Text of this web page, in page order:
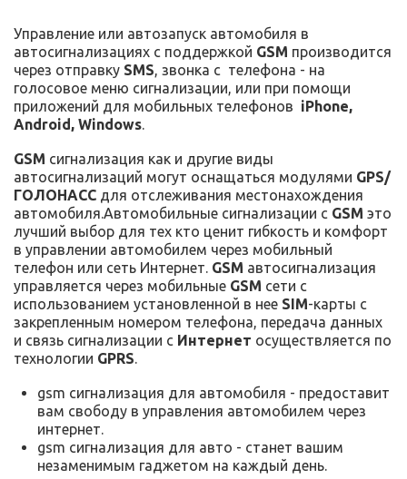
Управление или автозапуск автомобиля в
автосигнализациях с поддержкой GSM производится
через отправку SMS, звонка с телефона - на
голосовое меню сигнализации, или при помощи
приложений для мобильных телефонов iPhone,
Android, Windows.
GSM сигнализация как и другие виды
автосигнализаций могут оснащаться модулями GPS/
ГОЛОНАСС для отслеживания местонахождения
автомобиля.Автомобильные сигнализации с GSM это
лучший выбор для тех кто ценит гибкость и комфорт
в управлении автомобилем через мобильный
телефон или сеть Интернет. GSM автосигнализация
управляется через мобильные GSM сети с
использованием установленной в нее SIM-карты с
закрепленным номером телефона, передача данных
и связь сигнализации с Интернет осуществляется по
технологии GPRS.
gsm сигнализация для автомобиля - предоставит
вам свободу в управления автомобилем через
интернет.
gsm сигнализация для авто - станет вашим
незаменимым гаджетом на каждый день.